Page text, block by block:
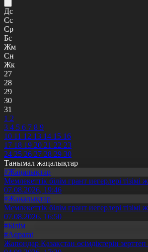
Дс
Сс
Ср
Бс
Жм
Сн
Жк
27
28
29
30
31
1 2
3 4 5 6 7 8 9
10 11 12 13 14 15 16
17 18 19 20 21 22 23
24 25 26 27 28 29 30
Танымал жаңалықтар
#Жаңалықтар
Мемлекеттік білім грант иегерлері тізімі
07.08.2026, 19:46
#Жаңалықтар
Мемлекеттік білім грант иегерлері тізімі
07.08.2026, 16:50
#Білім
#Aqparat
Жапондар Қазақстан өсімдіктерін